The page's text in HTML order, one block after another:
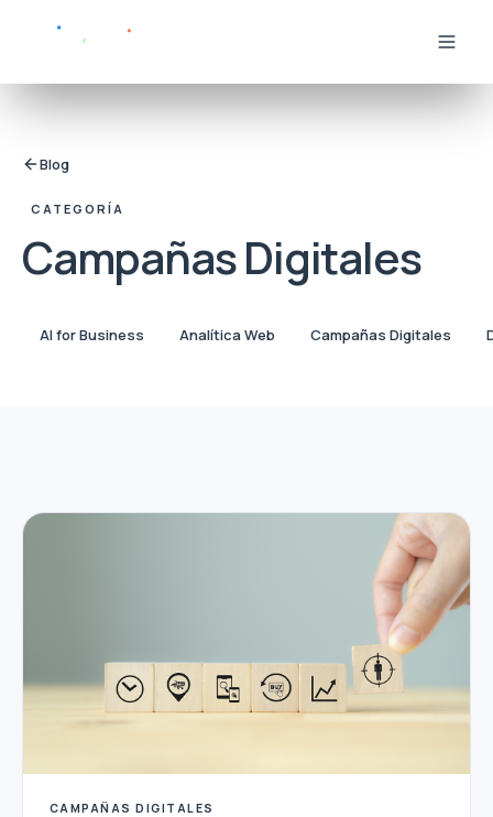
Blog
CATEGORÍA
Campañas Digitales
AI for Business Analítica Web Campañas Digitales
CAMPAÑAS DIGITALES